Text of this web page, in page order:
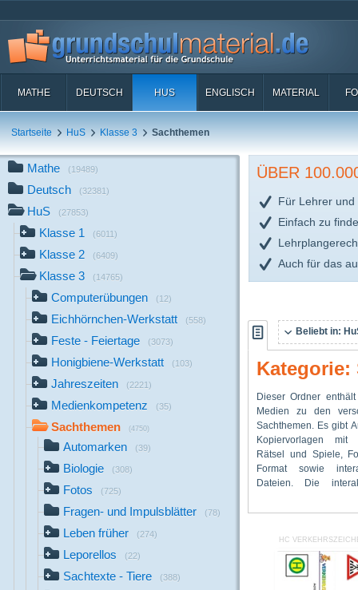
MATHE DEUTSCH HUS ENGLISCH MATERIAL
Startseite HuS Klasse 3 Sachthemen
Mathe (19489)
Deutsch (32381)
HuS (27853)
Klasse 1 (6011)
Klasse 2 (6409)
Klasse 3 (14765)
Computerübungen (12)
Eichhörnchen-Werkstatt (558)
Feste - Feiertage (3073)
Honigbiene-Werkstatt (103)
Jahreszeiten (2221)
Medienkompetenz (35)
Sachthemen (4750)
Automarken (39)
Biologie (308)
Fotos (725)
Fragen- und Impulsblätter (78)
Leben früher (274)
Leporellos (22)
Sachtexte - Tiere (388)
ÜBER
Für Lehrer und
Einfach zu
Auch für das
Beliebt in:
Kategorie:
Dieser Ordner
Medien zu den
Sachthemen. Es gibt
Kopiervorlagen mit
Rätsel und Spiele,
Format sowie
Dateien. Die
Dateien können
Klassenrechnern,
werden. Besonders
Medien gibt es für
„Biologie“. Sachtexte
Tieren, eine
Werkstatt“
Vorlagen für
vorhanden.
Medien findet man für
HC